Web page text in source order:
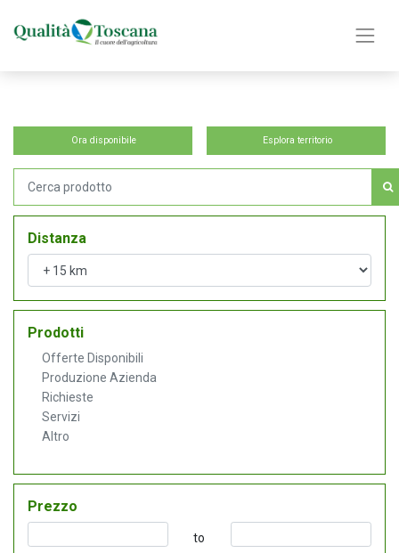
Ora disponibile Esplora territorio
Distanza
Prodotti
Offerte Disponibili
Produzione Azienda
Richieste
Servizi
Altro
Prezzo
to